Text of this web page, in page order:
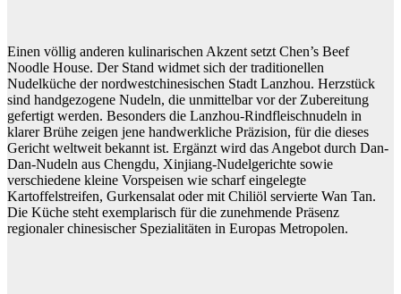
Einen völlig anderen kulinarischen Akzent setzt Chen’s Beef
Noodle House. Der Stand widmet sich der traditionellen
Nudelküche der nordwestchinesischen Stadt Lanzhou. Herzstück
sind handgezogene Nudeln, die unmittelbar vor der Zubereitung
gefertigt werden. Besonders die Lanzhou-Rindfleischnudeln in
klarer Brühe zeigen jene handwerkliche Präzision, für die dieses
Gericht weltweit bekannt ist. Ergänzt wird das Angebot durch Dan-
Dan-Nudeln aus Chengdu, Xinjiang-Nudelgerichte sowie
verschiedene kleine Vorspeisen wie scharf eingelegte
Kartoffelstreifen, Gurkensalat oder mit Chiliöl servierte Wan Tan.
Die Küche steht exemplarisch für die zunehmende Präsenz
regionaler chinesischer Spezialitäten in Europas Metropolen.